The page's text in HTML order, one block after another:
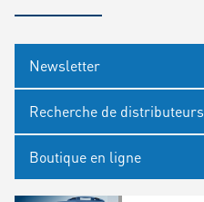
Newsletter
Recherche de distributeurs
Boutique en ligne